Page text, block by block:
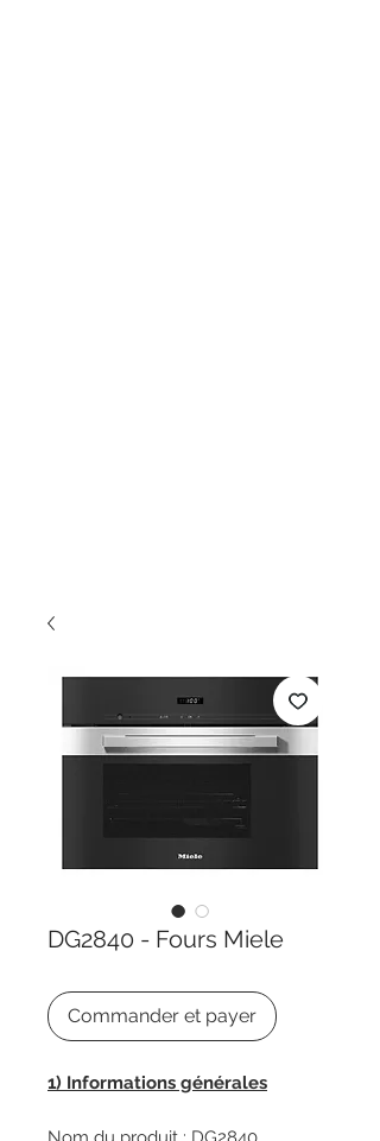
DG2840 - Fours Miele
Commander et payer
1) Informations générales